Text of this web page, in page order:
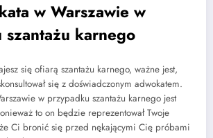
w Warszawie w
karnego
się ofiarą szantażu karnego, ważne jest,
się z doświadczonym adwokatem.
w przypadku szantażu karnego jest
to on będzie reprezentował Twoje
Ci bronić się przed nękającymi Cię próbami